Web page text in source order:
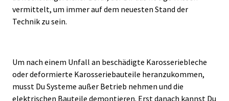
vermittelt, um immer auf dem neuesten Stand der
Technik zu sein.
Um nach einem Unfall an beschädigte Karosseriebleche
oder deformierte Karosseriebauteile heranzukommen,
musst Du Systeme außer Betrieb nehmen und die
elektrischen Bauteile demontieren. Erst danach kannst Du